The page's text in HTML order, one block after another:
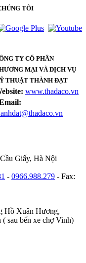
TÔI
TY CỔ PHẦN
MẠI VÀ DỊCH VỤ
THUẬT THÀNH ĐẠT
www.thadaco.vn
Giấy, Hà Nội
- 0966.988.279 - Fax:
Hồ Xuân Hương,
sau bến xe chợ Vinh)